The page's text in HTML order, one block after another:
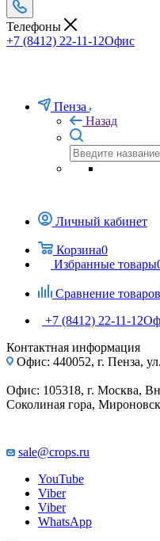
Телефоны
+7 (8412) 22-11-12Офис
Пенза
Назад
Личный кабинет
Корзина0
Избранные товары
Сравнение товаров
+7 (8412) 22-11-12
Контактная информация
Офис: 440052, г. Пенза,
Офис: 105318, г. Москва,
Соколиная гора,
sale@crops.ru
YouTube
Viber
Viber
WhatsApp